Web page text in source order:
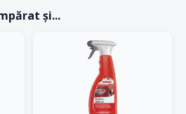
și...